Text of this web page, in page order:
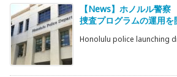
【News】ホノルル警
捜査プログラムの運用を
Honolulu police launching